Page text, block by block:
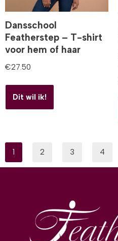
Dansschool
Featherstep – T-shirt
voor hem of haar
€27.50
Dit wil ik!
1 2 3 4